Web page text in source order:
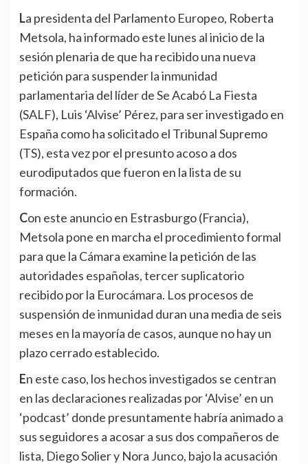
La presidenta del Parlamento Europeo, Roberta
Metsola, ha informado este lunes al inicio de la
sesión plenaria de que ha recibido una nueva
petición para suspender la inmunidad
parlamentaria del líder de Se Acabó La Fiesta
(SALF), Luis ‘Alvise’ Pérez, para ser investigado en
España como ha solicitado el Tribunal Supremo
(TS), esta vez por el presunto acoso a dos
eurodiputados que fueron en la lista de su
formación.
Con este anuncio en Estrasburgo (Francia),
Metsola pone en marcha el procedimiento formal
para que la Cámara examine la petición de las
autoridades españolas, tercer suplicatorio
recibido por la Eurocámara. Los procesos de
suspensión de inmunidad duran una media de seis
meses en la mayoría de casos, aunque no hay un
plazo cerrado establecido.
En este caso, los hechos investigados se centran
en las declaraciones realizadas por ‘Alvise’ en un
‘podcast’ donde presuntamente habría animado a
sus seguidores a acosar a sus dos compañeros de
lista, Diego Solier y Nora Junco, bajo la acusación